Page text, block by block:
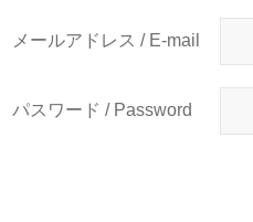
メールアドレス / E-mail
パスワード / Password